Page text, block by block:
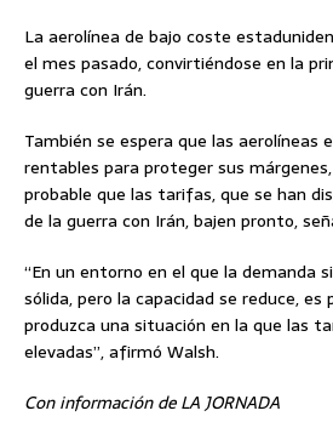
La aerolínea de bajo coste
el mes pasado, convirtiéndose en la
guerra con Irán.
También se espera que las aerolíneas
rentables para proteger sus
probable que las tarifas, que se han
de la guerra con Irán, bajen pronto,
“En un entorno en el que la demanda
sólida, pero la capacidad se reduce, es
produzca una situación en la que las
elevadas”, afirmó Walsh.
Con información de LA JORNADA